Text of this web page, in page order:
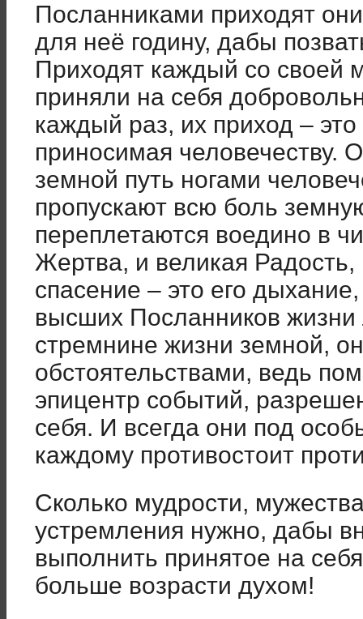
Посланниками приходят
для неё годину, дабы
Приходят каждый со своей
приняли на себя
каждый раз, их приход –
приносимая человечеству.
земной путь ногами
пропускают всю боль
переплетаются воедино в
Жертва, и великая Радость,
спасение – это его
высших Посланников жизни
стремнине жизни земной,
обстоятельствами, ведь
эпицентр событий,
себя. И всегда они под
каждому противостоит
Сколько мудрости,
устремления нужно, дабы
выполнить принятое на
больше возрасти духом!